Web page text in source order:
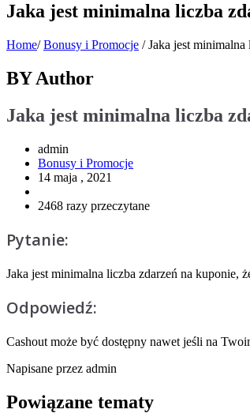
Jaka jest minimalna liczba
Home/ Bonusy i Promocje / Jaka jest minimalna
BY Author
Jaka jest minimalna liczba
admin
Bonusy i Promocje
14 maja , 2021
2468 razy przeczytane
Pytanie:
Jaka jest minimalna liczba zdarzeń na kuponie,
Odpowiedź:
Cashout może być dostępny nawet jeśli na
Napisane przez admin
Powiązane tematy